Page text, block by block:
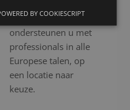
notulisten. Wij
ondersteunen u met
professionals in alle
Europese talen, op
een locatie naar
keuze.
BY COOKIESCRIPT